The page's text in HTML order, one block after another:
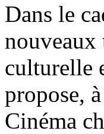
Dans le
nouveaux
culturelle
propose,
Cinéma